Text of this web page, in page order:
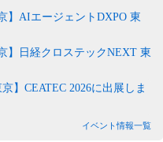
】AIエージェントDXPO 東
】日経クロステックNEXT 東
京】CEATEC 2026に出展しま
イベント情報一覧